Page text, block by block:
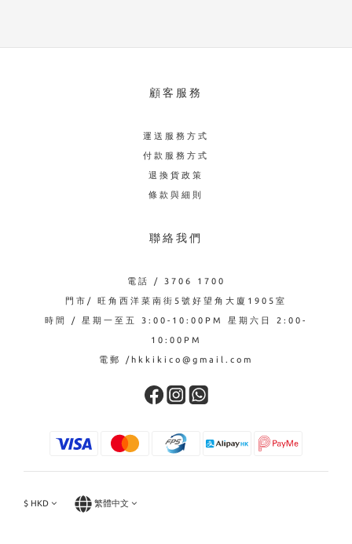
顧客服務
運送服務方式
付款服務方式
退換貨政策
條款與細則
聯絡我們
電話 / 3706 1700
門市/ 旺角西洋菜南街5號好望角大廈1905室
時間 / 星期一至五 3:00-10:00PM 星期六日 2:00-
10:00PM
電郵 /hkkikico@gmail.com
$ HKD 繁體中文